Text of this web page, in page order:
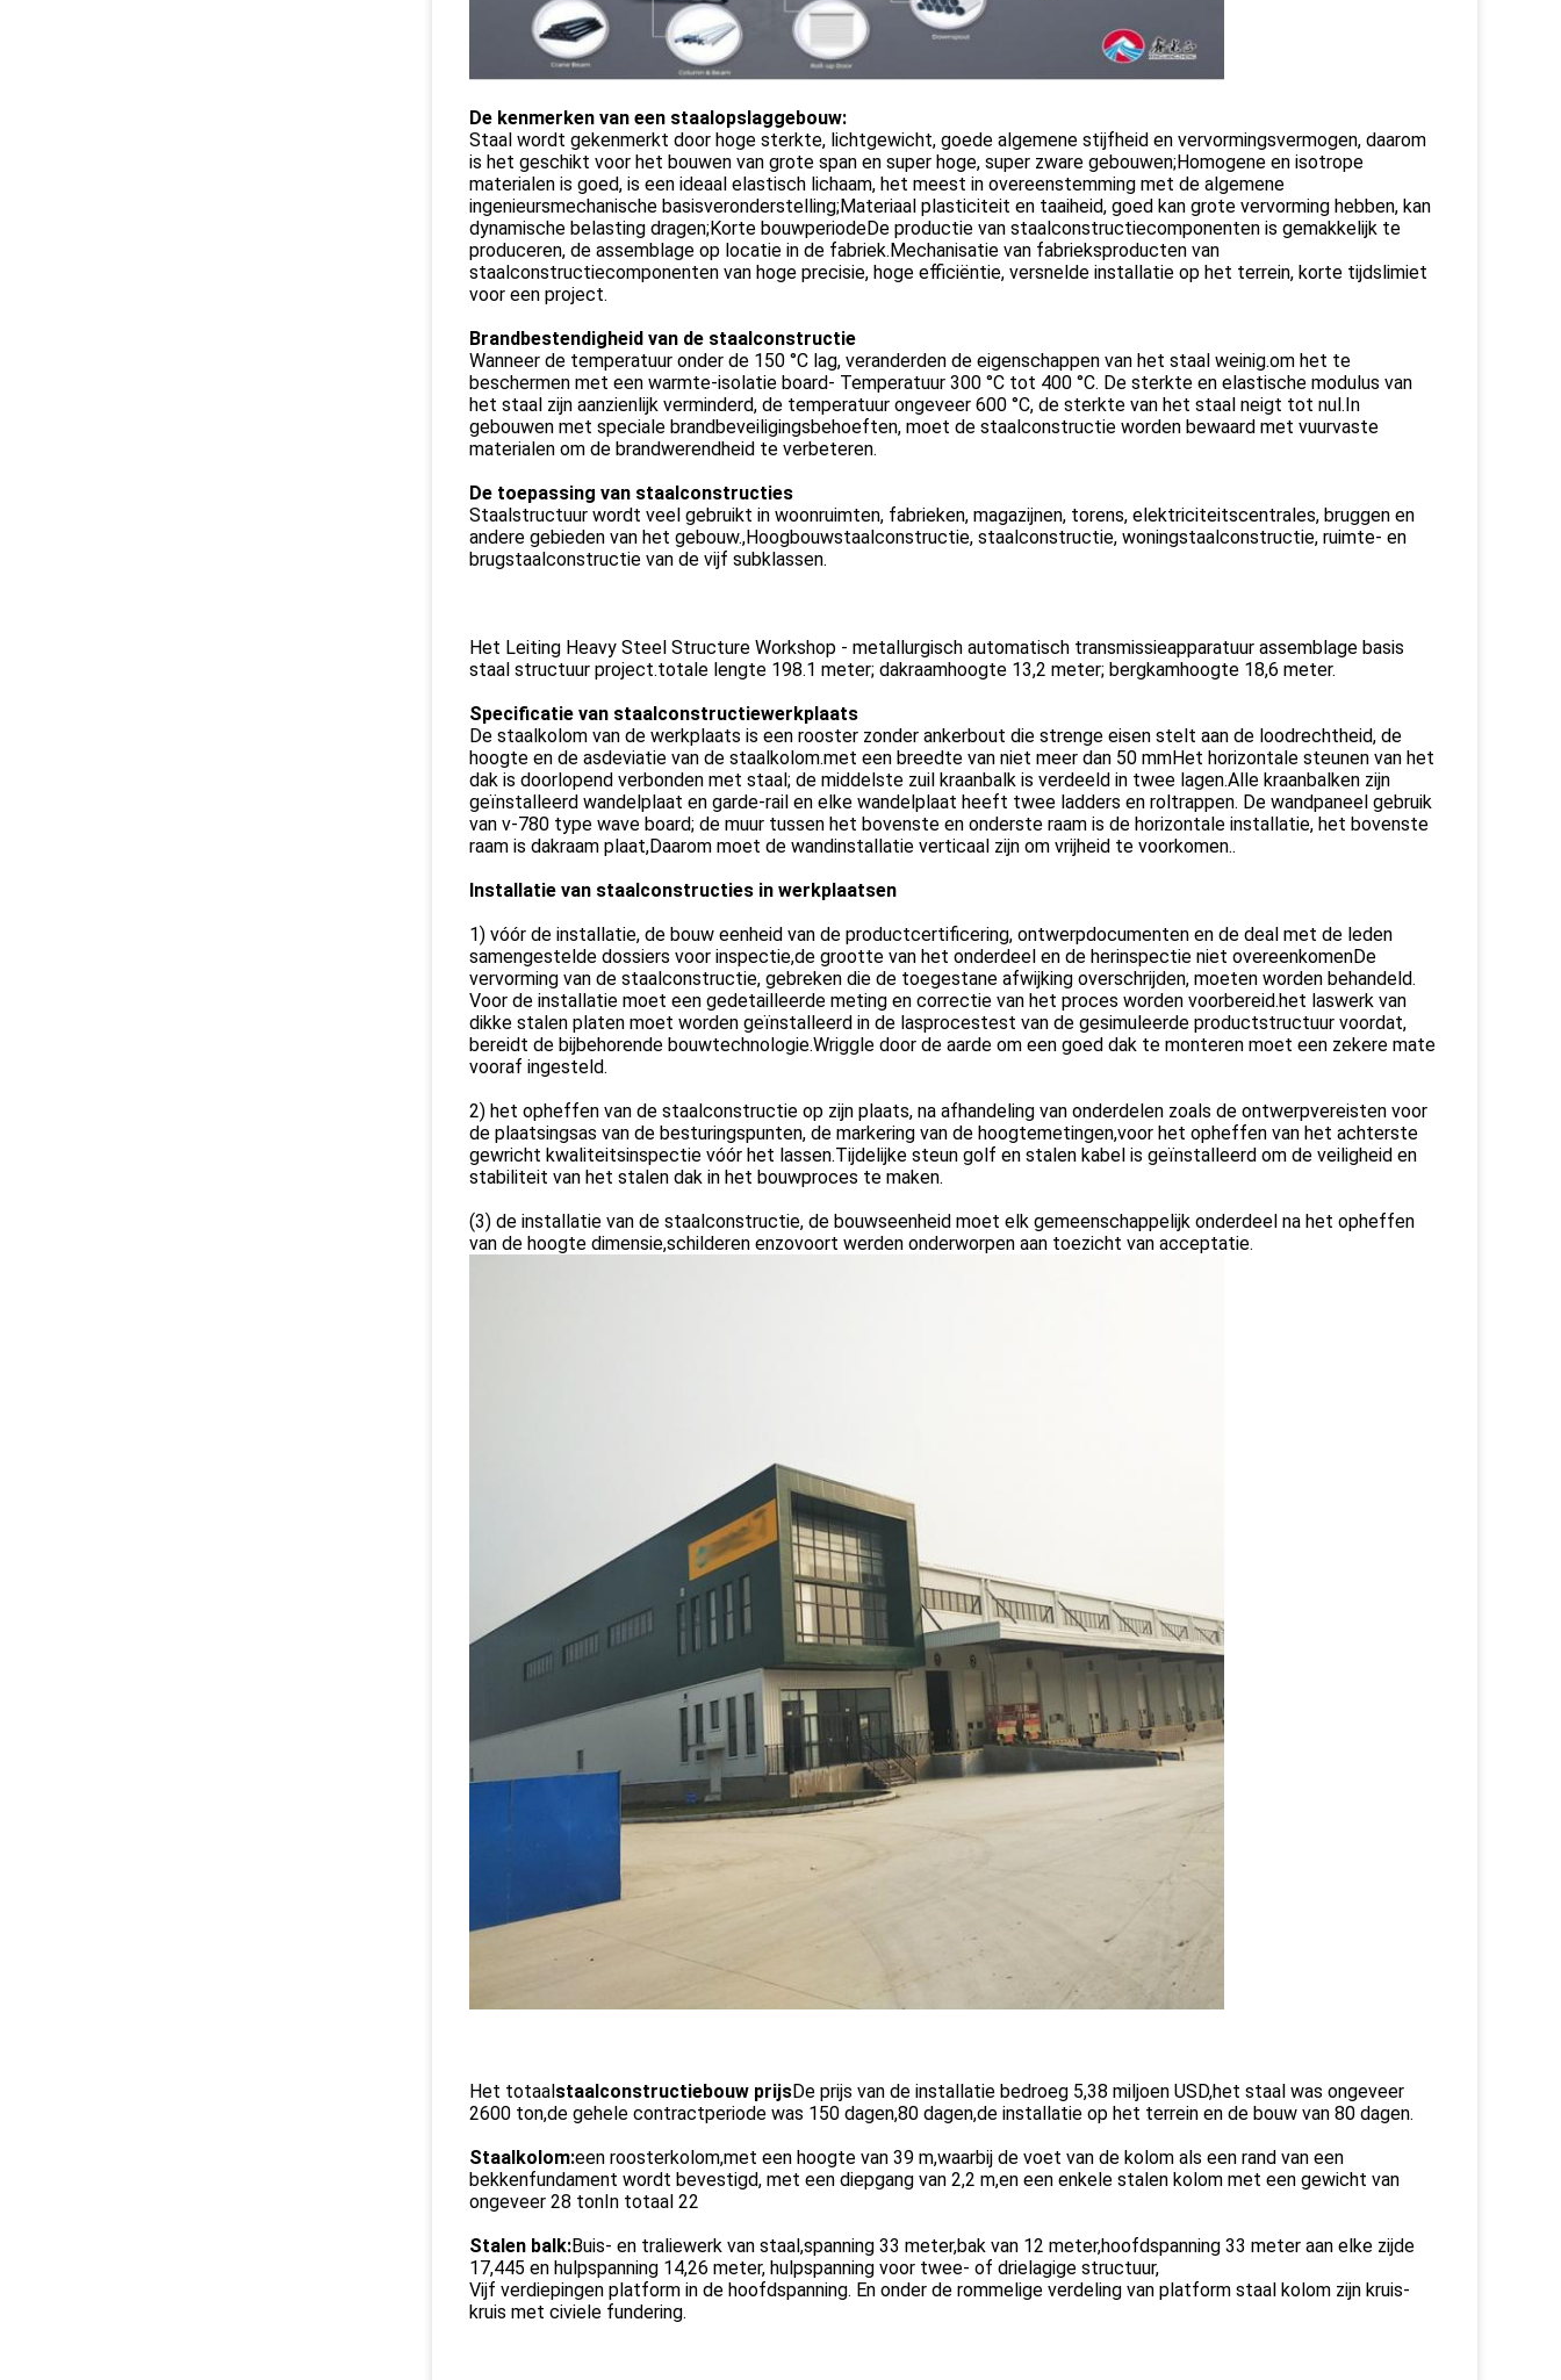
De kenmerken van een staalopslaggebouw:
Staal wordt gekenmerkt door hoge sterkte, lichtgewicht, goede algemene stijfheid en vervormingsvermogen, daarom
is het geschikt voor het bouwen van grote span en super hoge, super zware gebouwen;Homogene en isotrope
materialen is goed, is een ideaal elastisch lichaam, het meest in overeenstemming met de algemene
ingenieursmechanische basisveronderstelling;Materiaal plasticiteit en taaiheid, goed kan grote vervorming hebben, kan
dynamische belasting dragen;Korte bouwperiodeDe productie van staalconstructiecomponenten is gemakkelijk te
produceren, de assemblage op locatie in de fabriek.Mechanisatie van fabrieksproducten van
staalconstructiecomponenten van hoge precisie, hoge efficiëntie, versnelde installatie op het terrein, korte tijdslimiet
voor een project.
Brandbestendigheid van de staalconstructie
Wanneer de temperatuur onder de 150 °C lag, veranderden de eigenschappen van het staal weinig.om het te
beschermen met een warmte-isolatie board- Temperatuur 300 °C tot 400 °C. De sterkte en elastische modulus van
het staal zijn aanzienlijk verminderd, de temperatuur ongeveer 600 °C, de sterkte van het staal neigt tot nul.In
gebouwen met speciale brandbeveiligingsbehoeften, moet de staalconstructie worden bewaard met vuurvaste
materialen om de brandwerendheid te verbeteren.
De toepassing van staalconstructies
Staalstructuur wordt veel gebruikt in woonruimten, fabrieken, magazijnen, torens, elektriciteitscentrales, bruggen en
andere gebieden van het gebouw.,Hoogbouwstaalconstructie, staalconstructie, woningstaalconstructie, ruimte- en
brugstaalconstructie van de vijf subklassen.
Het Leiting Heavy Steel Structure Workshop - metallurgisch automatisch transmissieapparatuur assemblage basis
staal structuur project.totale lengte 198.1 meter; dakraamhoogte 13,2 meter; bergkamhoogte 18,6 meter.
Specificatie van staalconstructiewerkplaats
De staalkolom van de werkplaats is een rooster zonder ankerbout die strenge eisen stelt aan de loodrechtheid, de
hoogte en de asdeviatie van de staalkolom.met een breedte van niet meer dan 50 mmHet horizontale steunen van het
dak is doorlopend verbonden met staal; de middelste zuil kraanbalk is verdeeld in twee lagen.Alle kraanbalken zijn
geïnstalleerd wandelplaat en garde-rail en elke wandelplaat heeft twee ladders en roltrappen. De wandpaneel gebruik
van v-780 type wave board; de muur tussen het bovenste en onderste raam is de horizontale installatie, het bovenste
raam is dakraam plaat,Daarom moet de wandinstallatie verticaal zijn om vrijheid te voorkomen..
Installatie van staalconstructies in werkplaatsen
1) vóór de installatie, de bouw eenheid van de productcertificering, ontwerpdocumenten en de deal met de leden
samengestelde dossiers voor inspectie,de grootte van het onderdeel en de herinspectie niet overeenkomenDe
vervorming van de staalconstructie, gebreken die de toegestane afwijking overschrijden, moeten worden behandeld.
Voor de installatie moet een gedetailleerde meting en correctie van het proces worden voorbereid.het laswerk van
dikke stalen platen moet worden geïnstalleerd in de lasprocestest van de gesimuleerde productstructuur voordat,
bereidt de bijbehorende bouwtechnologie.Wriggle door de aarde om een goed dak te monteren moet een zekere mate
vooraf ingesteld.
2) het opheffen van de staalconstructie op zijn plaats, na afhandeling van onderdelen zoals de ontwerpvereisten voor
de plaatsingsas van de besturingspunten, de markering van de hoogtemetingen,voor het opheffen van het achterste
gewricht kwaliteitsinspectie vóór het lassen.Tijdelijke steun golf en stalen kabel is geïnstalleerd om de veiligheid en
stabiliteit van het stalen dak in het bouwproces te maken.
(3) de installatie van de staalconstructie, de bouwseenheid moet elk gemeenschappelijk onderdeel na het opheffen
van de hoogte dimensie,schilderen enzovoort werden onderworpen aan toezicht van acceptatie.
Het totaalstaalconstructiebouw prijsDe prijs van de installatie bedroeg 5,38 miljoen USD,het staal was ongeveer
2600 ton,de gehele contractperiode was 150 dagen,80 dagen,de installatie op het terrein en de bouw van 80 dagen.
Staalkolom:een roosterkolom,met een hoogte van 39 m,waarbij de voet van de kolom als een rand van een
bekkenfundament wordt bevestigd, met een diepgang van 2,2 m,en een enkele stalen kolom met een gewicht van
ongeveer 28 tonIn totaal 22
Stalen balk:Buis- en traliewerk van staal,spanning 33 meter,bak van 12 meter,hoofdspanning 33 meter aan elke zijde
17,445 en hulpspanning 14,26 meter, hulpspanning voor twee- of drielagige structuur,
Vijf verdiepingen platform in de hoofdspanning. En onder de rommelige verdeling van platform staal kolom zijn kruis-
kruis met civiele fundering.